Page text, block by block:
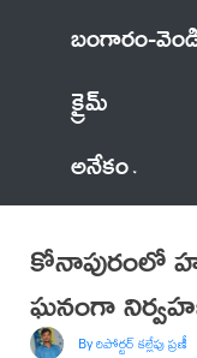
బంగారం-
క్రైమ్
అనేకం
కోనాపురంలో
ఘనంగా
By రిపోర్టర్ కల్లేపు ప్రణీత్